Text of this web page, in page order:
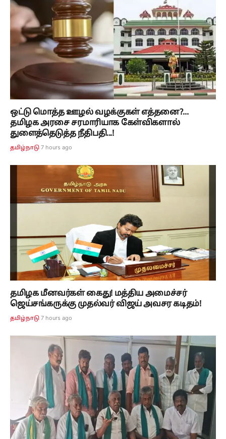
ஒட்டு மொத்த ஊழல் வழக்குகள் எத்தனை?...
தமிழக அரசை சரமாரியாக கேள்விகளால்
துளைத்தெடுத்த நீதிபதி...!
தமிழ்நாடு 7 hours ago
தமிழக மீனவர்கள் கைது! மத்திய அமைச்சர்
ஜெய்சங்கருக்கு முதல்வர் விஜய் அவசர கடிதம்!
தமிழ்நாடு 7 hours ago